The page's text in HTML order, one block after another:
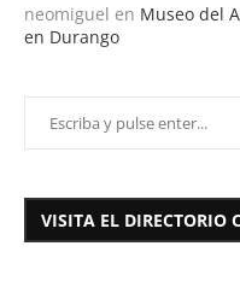
neomiguel en Museo del
en Durango
VISITA EL DIRECTORIO